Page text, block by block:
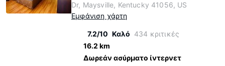
Dr, Maysville, Kentucky 41056, US
Εμφάνιση χάρτη
7.2/10 Καλό 434 κριτικές
16.2 km
Δωρεάν ασύρματο ίντερνετ